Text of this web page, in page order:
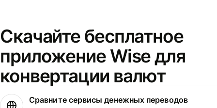
Скачайте бесплатное
приложение Wise для
конвертации валют
Сравните сервисы денежных переводов